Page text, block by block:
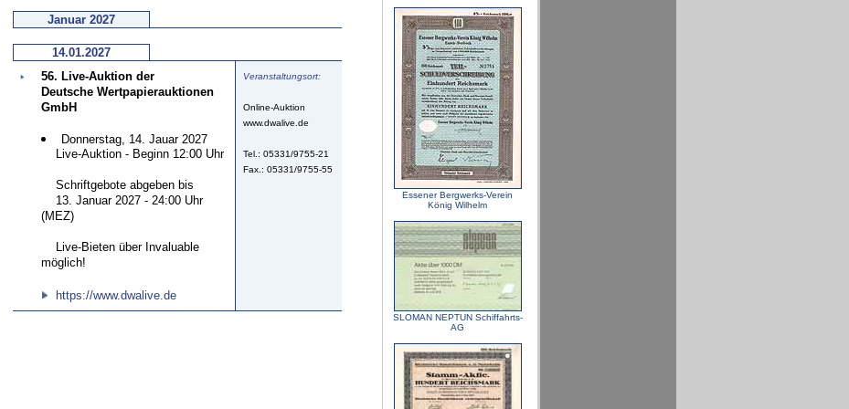
Januar 2027
14.01.2027
56. Live-Auktion der
Deutsche Wertpapierauktionen
GmbH
Donnerstag, 14. Jauar 2027
Live-Auktion - Beginn 12:00 Uhr
Schriftgebote abgeben bis
13. Januar 2027 - 24:00 Uhr
(MEZ)
Live-Bieten über Invaluable
möglich!
https://www.dwalive.de
Veranstaltungsort:
Online-Auktion
www.dwalive.de
Tel.: 05331/9755-21
Fax.: 05331/9755-55
Essener Bergwerks-Verein
König Wilhelm
SLOMAN NEPTUN Schiffahrts-
AG